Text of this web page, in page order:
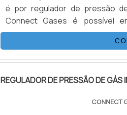
é por regulador de pressão
Connect Gases é possível
comprometimento com os
REGULADOR DE PRESSÃO DE G...
REGULADOR DE PRESSÃO DE GÁS
CONNECT